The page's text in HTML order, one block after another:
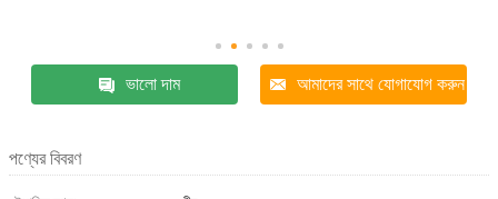
ভালো দাম আমাদের সাথে যোগাযোগ করুন
পণ্যের বিবরণ